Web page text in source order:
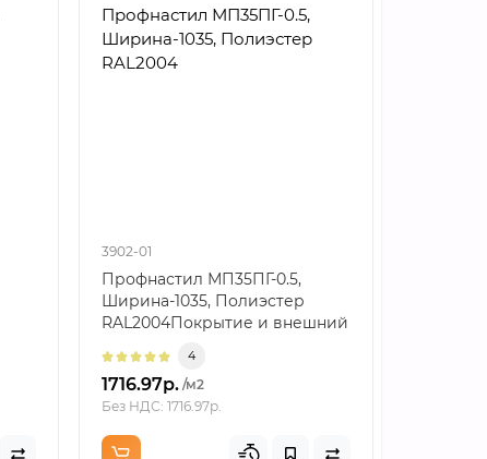
Профнастил МП35ПГ-0.5,
Ширина-1035, Полиэстер
RAL2004
3902-01
Профнастил МП35ПГ-0.5,
Ширина-1035, Полиэстер
RAL2004Покрытие и внешний
4
1716.97р. /м2
Без НДС: 1716.97р.